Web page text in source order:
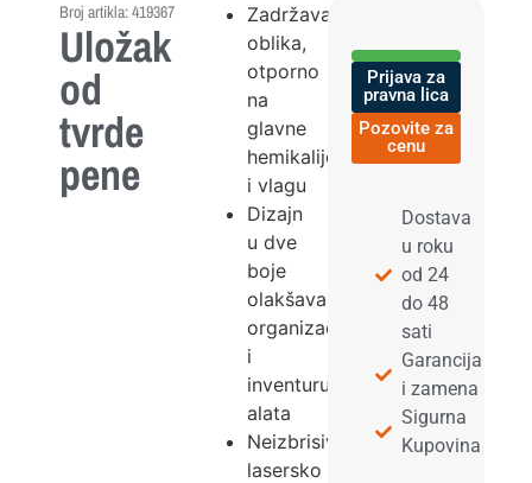
Broj artikla: 419367
Uložak
od
tvrde
pene
Zadržavanje
oblika,
otporno
na
glavne
hemikalije
i vlagu
Dizajn
u dve
boje
olakšava
organizaciju
i
inventuru
alata
Neizbrisivo
lasersko
Prijava za
pravna lica
Pozovite za
cenu
Dostava
u roku
od 24
do 48
sati
Garancija
i zamena
Sigurna
Kupovina